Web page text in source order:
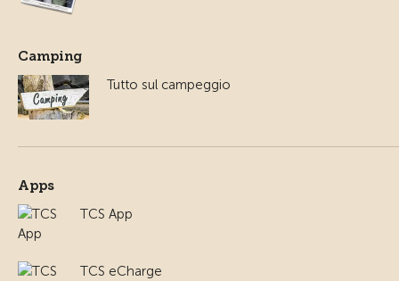
Camping
Tutto sul campeggio
Apps
TCS App
TCS eCharge